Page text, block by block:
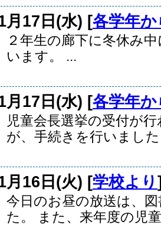
月17日(水) [各学年か
２年生の廊下に冬休み
います。 ...
月17日(水) [各学年か
児童会長選挙の受付が
が、手続きを行いまし
月16日(火) [学校より
今日のお昼の放送は、
た。 また、来年度の児